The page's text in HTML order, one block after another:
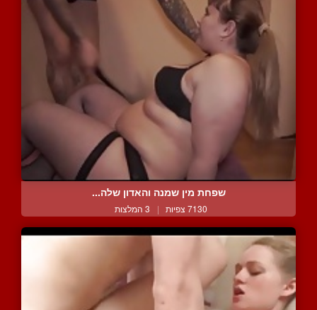
שפחת מין שמנה והאדון שלה...
7130 צפיות | 3 המלצות